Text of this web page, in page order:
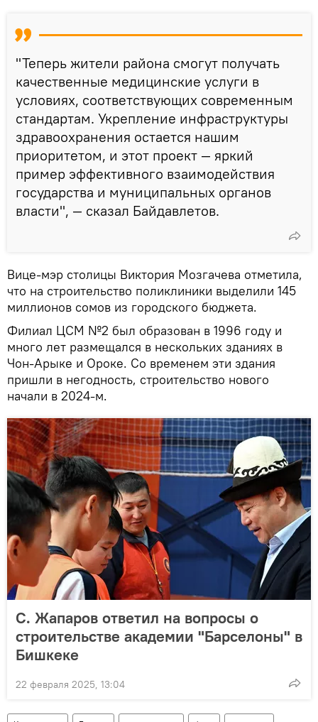
"Теперь жители района смогут получать
качественные медицинские услуги в
условиях, соответствующих современным
стандартам. Укрепление инфраструктуры
здравоохранения остается нашим
приоритетом, и этот проект — яркий
пример эффективного взаимодействия
государства и муниципальных органов
власти", — сказал Байдавлетов.
Вице-мэр столицы Виктория Мозгачева отметила,
что на строительство поликлиники выделили 145
миллионов сомов из городского бюджета.
Филиал ЦСМ №2 был образован в 1996 году и
много лет размещался в нескольких зданиях в
Чон-Арыке и Ороке. Со временем эти здания
пришли в негодность, строительство нового
начали в 2024-м.
С. Жапаров ответил на вопросы о
строительстве академии "Барселоны" в
Бишкеке
22 февраля 2025, 13:04